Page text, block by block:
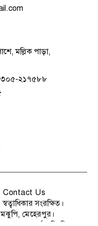
মল্লিক পাড়া,
২১৭৫৮৮
Contact Us
স্বত্বাধিকার সংরক্ষিত।
মেহেরপুর।